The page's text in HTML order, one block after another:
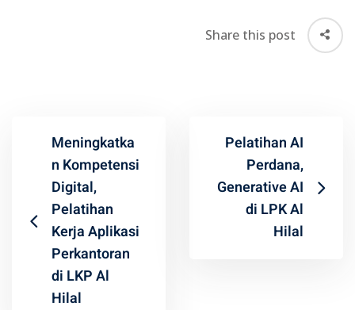
Share this post
Meningkatka
n Kompetensi
Digital,
Pelatihan
Kerja Aplikasi
Perkantoran
di LKP Al
Hilal
Pelatihan AI
Perdana,
Generative AI
di LPK Al
Hilal